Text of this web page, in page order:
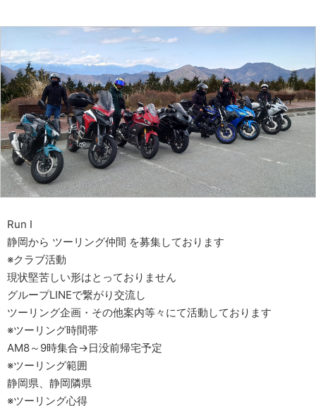
Run Ⅰ
静岡から ツーリング仲間 を募集しております
※クラブ活動
現状堅苦しい形はとっておりません
グループLINEで繋がり交流し
ツーリング企画・その他案内等々にて活動しております
※ツーリング時間帯
AM8～9時集合→日没前帰宅予定
※ツーリング範囲
静岡県、静岡隣県
※ツーリング心得